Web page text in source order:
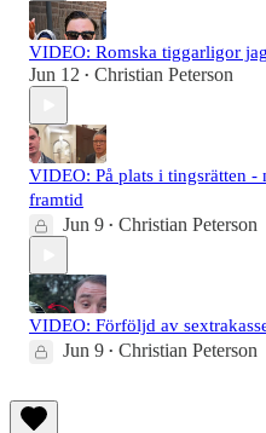
VIDEO: Romska tiggarligor
Jun 12 • Christian Peterson
VIDEO: På plats i tingsrätten -
framtid
Jun 9 • Christian Peterson
VIDEO: Förföljd av
Jun 9 • Christian Peterson